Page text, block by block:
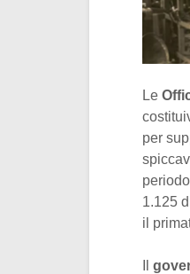
Le
per
1.125
il